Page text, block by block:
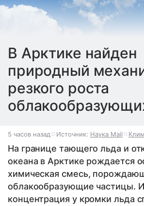
В Арктике найден
природный
резкого роста
5 часов назад Источник: Наука Mail
На границе тающего льда и
океана в Арктике рождается
химическая смесь,
облакообразующие частицы.
концентрация у кромки льда